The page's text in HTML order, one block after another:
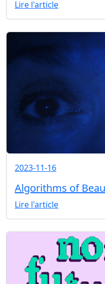
Lire l'article
2023-11-16
Algorithms of
Lire l'article